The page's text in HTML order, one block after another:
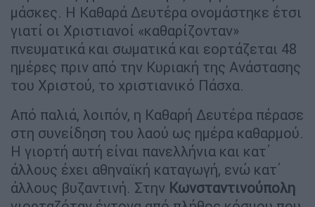
μάσκες. Η Καθαρά Δευτέρα ονομάστηκε έτσι
γιατί οι Χριστιανοί «καθαρίζονταν»
πνευματικά και σωματικά και εορτάζεται 48
ημέρες πριν από την Κυριακή της Ανάστασης
του Χριστού, το χριστιανικό Πάσχα.
Από παλιά, λοιπόν, η Καθαρή Δευτέρα πέρασε
στη συνείδηση του λαού ως ημέρα καθαρμού.
Η γιορτή αυτή είναι πανελλήνια και κατ΄
άλλους έχει αθηναϊκή καταγωγή, ενώ κατ΄
άλλους βυζαντινή. Στην Κωνσταντινούπολη